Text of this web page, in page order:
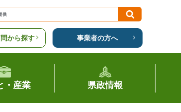
から探す 事業者の方へ
・産業 県政情報